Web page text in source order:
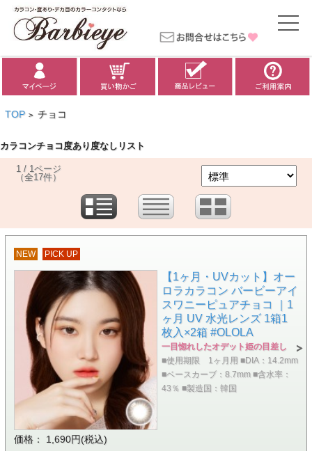
TOP > チョコ
カラコンチョコ度あり度なしリスト
1 / 1ページ
（全17件）
NEW PICK UP
【1ヶ月・UVカット】オー
ロラカラコン バービーアイ
スワニーピュアチョコ ｜1
ヶ月 UV 水光レンズ 1箱1
枚入×2箱 #OLOLA
一目惚れしたオデット姫の目差し
■使用期限 1ヶ月用 ■DIA：14.2mm
■ベースカーブ：8.7mm ■含水率：
43％ ■製造国：韓国
価格： 1,690円(税込)